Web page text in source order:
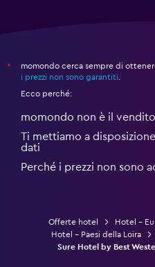
*
momondo cerca sempre di
i prezzi non sono garantiti
Ecco perché:
momondo non è il
Ti mettiamo a
dati
Perché i prezzi non sono
Offerte hotel Hotel -
Hotel - Paesi della Loira
Sure Hotel by Best